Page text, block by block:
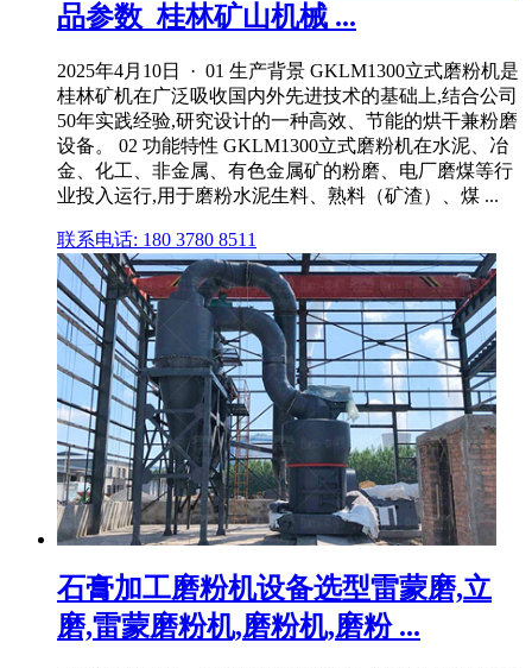
品参数_桂林矿山机械 ...
2025年4月10日 · 01 生产背景 GKLM1300立式磨粉机是
桂林矿机在广泛吸收国内外先进技术的基础上,结合公司
50年实践经验,研究设计的一种高效、节能的烘干兼粉磨
设备。 02 功能特性 GKLM1300立式磨粉机在水泥、冶
金、化工、非金属、有色金属矿的粉磨、电厂磨煤等行
业投入运行,用于磨粉水泥生料、熟料（矿渣）、煤 ...
联系电话: 180 3780 8511
石膏加工磨粉机设备选型雷蒙磨,立
磨,雷蒙磨粉机,磨粉机,磨粉 ...